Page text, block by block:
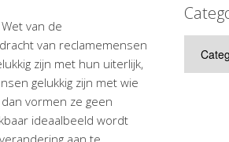
van de
van reclamemensen
zijn met hun uiterlijk,
gelukkig zijn met wie
vormen ze geen
ideaalbeeld wordt
aan te